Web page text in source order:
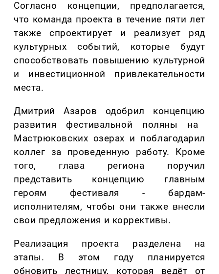
Согласно концепции, предполагается,
что команда проекта в течение пяти лет
также спроектирует и реализует ряд
культурных событий, которые будут
способствовать повышению культурной
и инвестиционной привлекательности
места.
Дмитрий Азаров одобрил концепцию
развития фестивальной поляны на
Мастрюковских озерах и поблагодарил
коллег за проведенную работу. Кроме
того, глава региона поручил
представить концепцию главным
героям фестиваля - бардам-
исполнителям, чтобы они также внесли
свои предложения и коррективы.
Реализация проекта разделена на
этапы. В этом году планируется
обновить лестницу, которая ведёт от